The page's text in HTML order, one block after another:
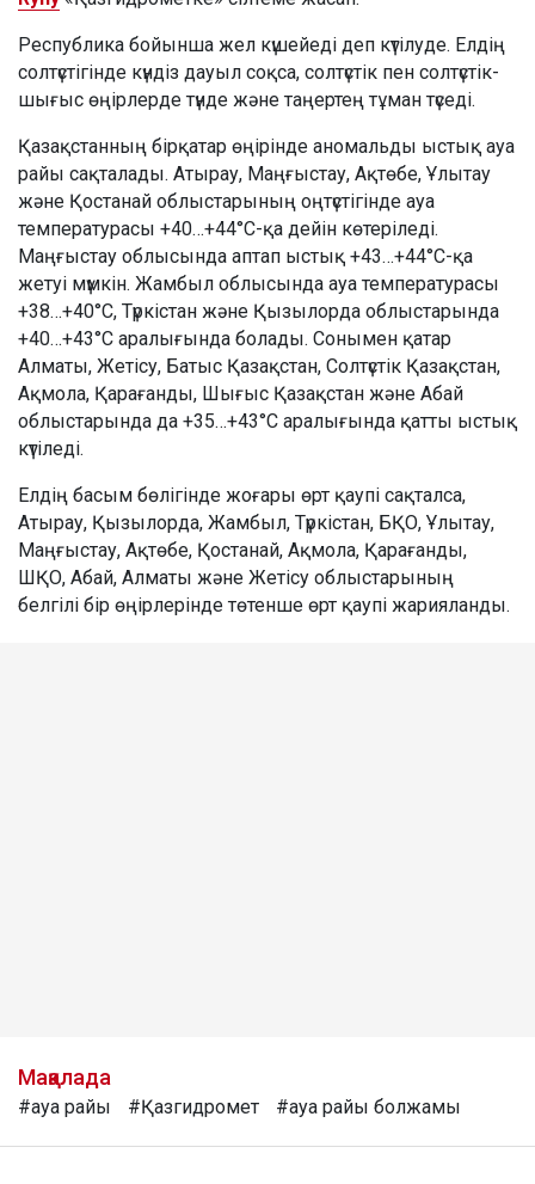
Республика бойынша жел күшейеді деп күтілуде. Елдің
солтүстігінде күндіз дауыл соқса, солтүстік пен солтүстік-
шығыс өңірлерде түнде және таңертең тұман түседі.
Қазақстанның бірқатар өңірінде аномальды ыстық ауа
райы сақталады. Атырау, Маңғыстау, Ақтөбе, Ұлытау
және Қостанай облыстарының оңтүстігінде ауа
температурасы +40…+44°C-қа дейін көтеріледі.
Маңғыстау облысында аптап ыстық +43…+44°C-қа
жетуі мүмкін. Жамбыл облысында ауа температурасы
+38…+40°C, Түркістан және Қызылорда облыстарында
+40…+43°C аралығында болады. Сонымен қатар
Алматы, Жетісу, Батыс Қазақстан, Солтүстік Қазақстан,
Ақмола, Қарағанды, Шығыс Қазақстан және Абай
облыстарында да +35…+43°C аралығында қатты ыстық
күтіледі.
Елдің басым бөлігінде жоғары өрт қаупі сақталса,
Атырау, Қызылорда, Жамбыл, Түркістан, БҚО, Ұлытау,
Маңғыстау, Ақтөбе, Қостанай, Ақмола, Қарағанды,
ШҚО, Абай, Алматы және Жетісу облыстарының
белгілі бір өңірлерінде төтенше өрт қаупі жарияланды.
Мақалада
#ауа райы #Қазгидромет #ауа райы болжамы